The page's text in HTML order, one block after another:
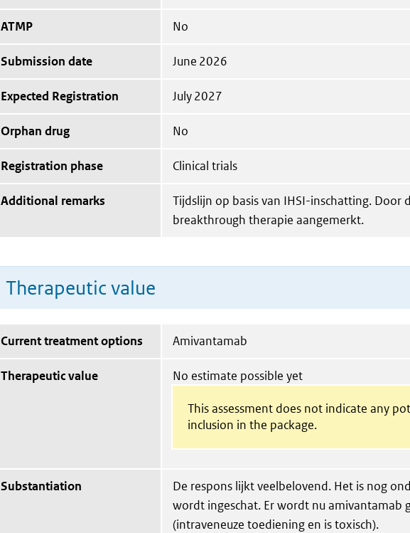
ATMP No
Submission date June 2026
Expected Registration July 2027
Orphan drug No
Registration phase Clinical trials
Additional remarks
Tijdslijn op basis van IHSI-inschatting. Door
breakthrough therapie aangemerkt.
Therapeutic value
Current treatment options Amivantamab
Therapeutic value No estimate possible yet
This assessment does not indicate any
inclusion in the package.
Substantiation
De respons lijkt veelbelovend. Het is nog
wordt ingeschat. Er wordt nu amivantamab
(intraveneuze toediening en is toxisch).